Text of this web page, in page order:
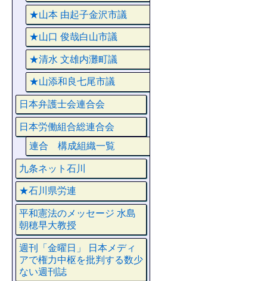
★山本 由起子金沢市議
★山口 俊哉白山市議
★清水 文雄内灘町議
★山添和良七尾市議
日本弁護士会連合会
日本労働組合総連合会
連合 構成組織一覧
九条ネット石川
★石川県労連
平和憲法のメッセージ 水島
朝穂早大教授
週刊「金曜日」 日本メディ
アで権力中枢を批判する数少
ない週刊誌